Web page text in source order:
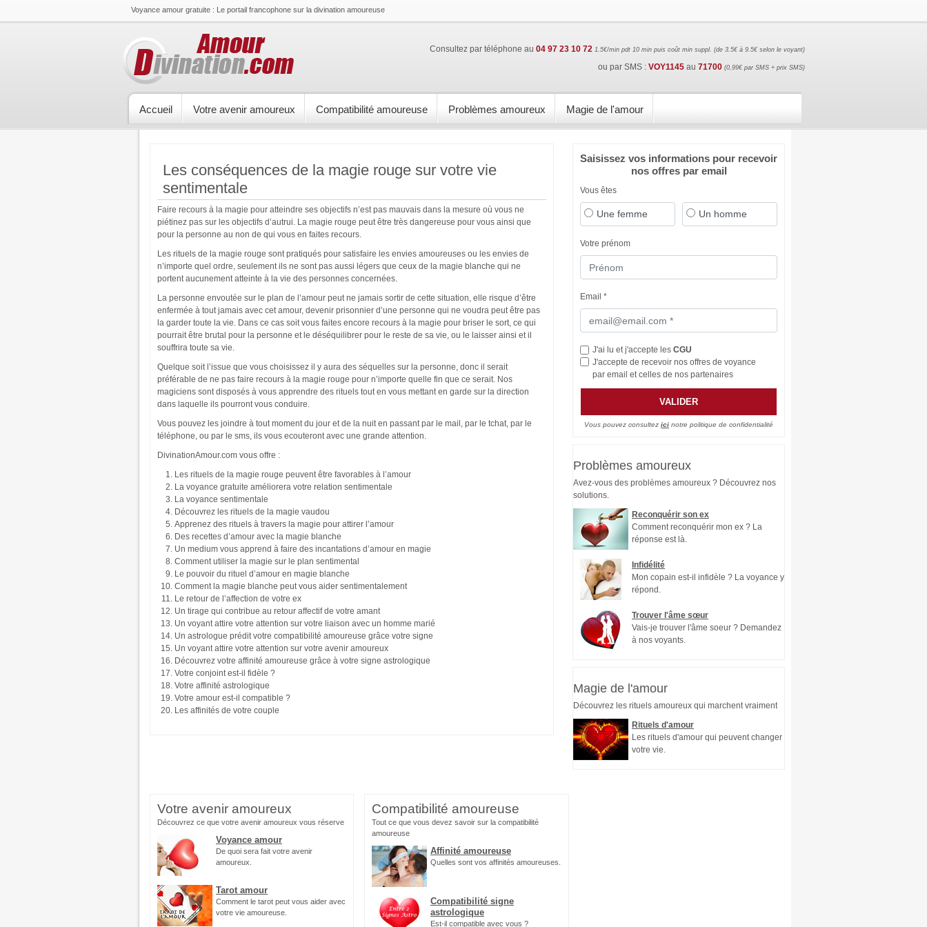
Voyance amour gratuite : Le portail francophone sur la divination amoureuse
Consultez par téléphone au 04 97 23 10 72 1.5€/min pdt 10 min puis coût min suppl. (de 3.5€ à 9.5€ selon le voyant)
ou par SMS : VOY1145 au 71700 (0,99€ par SMS + prix SMS)
Accueil Votre avenir amoureux Compatibilité amoureuse Problèmes amoureux Magie de l'amour
Les conséquences de la magie rouge sur votre vie
sentimentale
Faire recours à la magie pour atteindre ses objectifs n’est pas mauvais dans la mesure où vous ne
piétinez pas sur les objectifs d’autrui. La magie rouge peut être très dangereuse pour vous ainsi que
pour la personne au non de qui vous en faites recours.
Les rituels de la magie rouge sont pratiqués pour satisfaire les envies amoureuses ou les envies de
n’importe quel ordre, seulement ils ne sont pas aussi légers que ceux de la magie blanche qui ne
portent aucunement atteinte à la vie des personnes concernées.
La personne envoutée sur le plan de l’amour peut ne jamais sortir de cette situation, elle risque d’être
enfermée à tout jamais avec cet amour, devenir prisonnier d’une personne qui ne voudra peut être pas
la garder toute la vie. Dans ce cas soit vous faites encore recours à la magie pour briser le sort, ce qui
pourrait être brutal pour la personne et le déséquilibrer pour le reste de sa vie, ou le laisser ainsi et il
souffrira toute sa vie.
Quelque soit l’issue que vous choisissez il y aura des séquelles sur la personne, donc il serait
préférable de ne pas faire recours à la magie rouge pour n’importe quelle fin que ce serait. Nos
magiciens sont disposés à vous apprendre des rituels tout en vous mettant en garde sur la direction
dans laquelle ils pourront vous conduire.
Vous pouvez les joindre à tout moment du jour et de la nuit en passant par le mail, par le tchat, par le
téléphone, ou par le sms, ils vous ecouteront avec une grande attention.
DivinationAmour.com vous offre :
Les rituels de la magie rouge peuvent être favorables à l’amour
La voyance gratuite améliorera votre relation sentimentale
La voyance sentimentale
Découvrez les rituels de la magie vaudou
Apprenez des rituels à travers la magie pour attirer l’amour
Des recettes d’amour avec la magie blanche
Un medium vous apprend à faire des incantations d’amour en magie
Comment utiliser la magie sur le plan sentimental
Le pouvoir du rituel d’amour en magie blanche
Comment la magie blanche peut vous aider sentimentalement
Le retour de l’affection de votre ex
Un tirage qui contribue au retour affectif de votre amant
Un voyant attire votre attention sur votre liaison avec un homme marié
Un astrologue prédit votre compatibilité amoureuse grâce votre signe
Un voyant attire votre attention sur votre avenir amoureux
Découvrez votre affinité amoureuse grâce à votre signe astrologique
Votre conjoint est-il fidèle ?
Votre affinité astrologique
Votre amour est-il compatible ?
Les affinités de votre couple
Votre avenir amoureux
Découvrez ce que votre avenir amoureux vous réserve
Voyance amour
De quoi sera fait votre avenir
amoureux.
Tarot amour
Comment le tarot peut vous aider avec
votre vie amoureuse.
Compatibilité amoureuse
Tout ce que vous devez savoir sur la compatibilité
amoureuse
Affinité amoureuse
Quelles sont vos affinités amoureuses.
Compatibilité signe
astrologique
Est-il compatible avec vous ?
Saisissez vos informations pour recevoir
nos offres par email
Vous êtes
Une femme Un homme
Votre prénom
Email *
J'ai lu et j'accepte les CGU
J'accepte de recevoir nos offres de voyance
par email et celles de nos partenaires
VALIDER
Vous pouvez consultez ici notre politique de confidentialité
Problèmes amoureux
Avez-vous des problèmes amoureux ? Découvrez nos
solutions.
Reconquérir son ex
Comment reconquérir mon ex ? La
réponse est là.
Infidélité
Mon copain est-il infidèle ? La voyance y
répond.
Trouver l'âme sœur
Vais-je trouver l'âme soeur ? Demandez
à nos voyants.
Magie de l'amour
Découvrez les rituels amoureux qui marchent vraiment
Rituels d'amour
Les rituels d'amour qui peuvent changer
votre vie.